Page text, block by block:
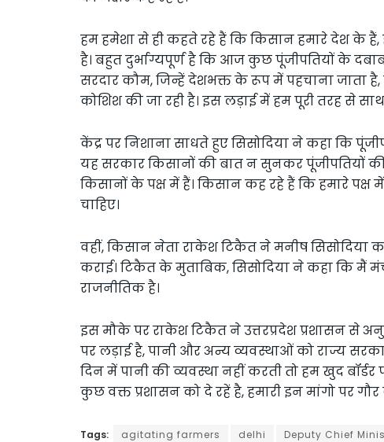
हम हमेशा से ही कहते रहे हैं कि किसान हमारे देश के हैं,
है। बहुत दुर्भाग्यपूर्ण है कि आज कुछ पूंजीपतियों के
सरदार कौम, जिन्हें देशभक्त के रूप में पहचाना जाता है,
कोशिश की जा रही है। इस लड़ाई में हम पूरी तरह से
केंद्र पर निशाना साधते हुए सिसोदिया ने कहा कि
यह सरकार किसानों की बात न सुनकर पूंजीपतियों
किसानों के पक्ष में हैं। किसान कह रहे हैं कि हमारे
चाहिए।
वहीं, किसान नेता राकेश टिकैत ने मनीष सिसोदिया
कराई। टिकैत के मुताबिक, सिसोदिया ने कहा कि मैं
राजनीतिक है।
इस मौके पर राकेश टिकैत ने उत्तरप्रदेश प्रशासन से
पर लड़ाई है, पानी और अन्य व्यवस्थाओं को राज्य
दिन में पानी की व्यवस्था नहीं करती तो हम खुद
कुछ वक्त प्रशासन को दे रहें है, हमारी इन मांगो पर गौर
Tags: agitating farmers delhi Deputy Chief